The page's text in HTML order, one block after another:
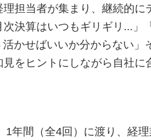
担当者が集まり、継続的
決算はいつもギリギリ...」
かせばいいか分からない
をヒントにしながら自社
1年間（全4回）に渡り、経